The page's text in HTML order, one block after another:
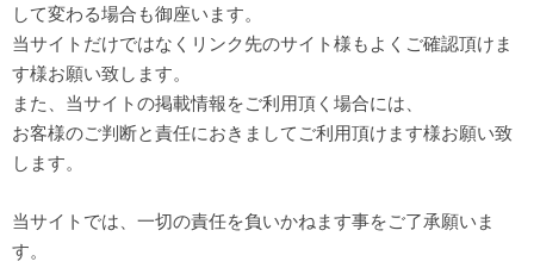
して変わる場合も御座います。
当サイトだけではなくリンク先のサイト様もよくご確認頂けま
す様お願い致します。
また、当サイトの掲載情報をご利用頂く場合には、
お客様のご判断と責任におきましてご利用頂けます様お願い致
します。
当サイトでは、一切の責任を負いかねます事をご了承願いま
す。